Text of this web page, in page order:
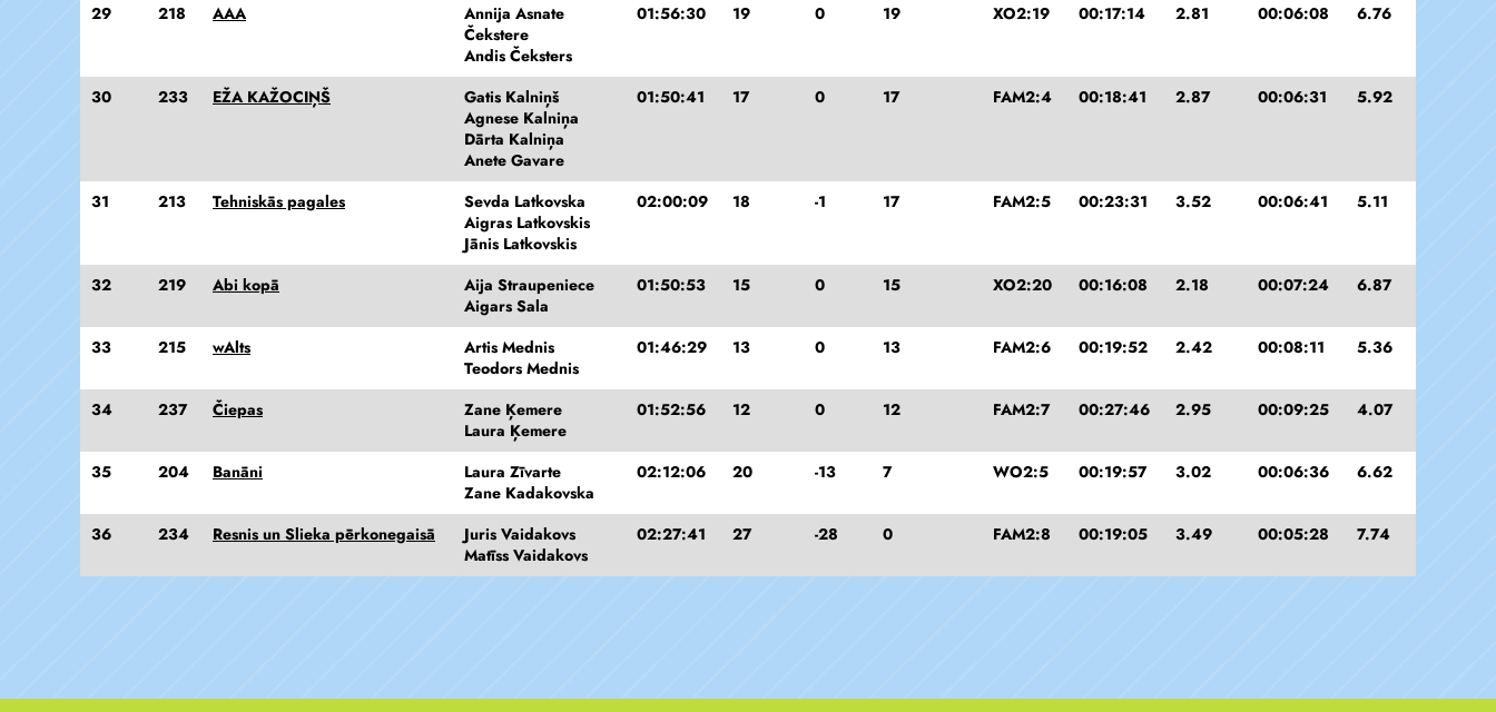
29 218 AAA
Annija Asnate
Čekstere
Andis Čeksters
01:56:30 19 0 19 XO2:19 00:17:14 2.81 00:06:08 6.76
30 233 EŽA KAŽOCIŅŠ
Gatis Kalniņš
Agnese Kalniņa
Dārta Kalniņa
Anete Gavare
01:50:41 17 0 17 FAM2:4 00:18:41 2.87 00:06:31 5.92
31 213 Tehniskās pagales
Sevda Latkovska
Aigras Latkovskis
Jānis Latkovskis
02:00:09 18 -1 17 FAM2:5 00:23:31 3.52 00:06:41 5.11
32 219 Abi kopā
Aija Straupeniece
Aigars Sala
01:50:53 15 0 15 XO2:20 00:16:08 2.18 00:07:24 6.87
33 215 wAlts
Artis Mednis
Teodors Mednis
01:46:29 13 0 13 FAM2:6 00:19:52 2.42 00:08:11 5.36
34 237 Čiepas
Zane Ķemere
Laura Ķemere
01:52:56 12 0 12 FAM2:7 00:27:46 2.95 00:09:25 4.07
35 204 Banāni
Laura Zīvarte
Zane Kadakovska
02:12:06 20 -13 7 WO2:5 00:19:57 3.02 00:06:36 6.62
36 234 Resnis un Slieka pērkonegaisā
Juris Vaidakovs
Matīss Vaidakovs
02:27:41 27 -28 0 FAM2:8 00:19:05 3.49 00:05:28 7.74